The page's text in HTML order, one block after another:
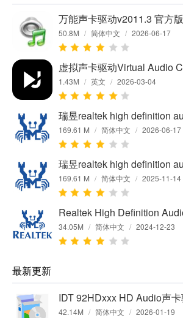
万能声卡驱动v2011.3 官方版
50.8M / 简体中文 / 2026-06-17
1.43M / 英文 / 2026-03-04
169.61 M / 简体中文 / 2026-06-17
169.61 M / 简体中文 / 2025-11-14
34.05M / 简体中文 / 2024-12-23
最新更新
42.14M / 简体中文 / 2026-01-19